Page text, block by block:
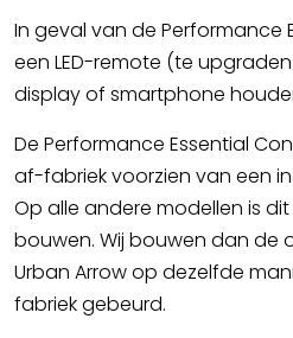
In geval van de Performance
een LED-remote (te
display of smartphone
De Performance Essential
af-fabriek voorzien van een
Op alle andere modellen is
bouwen. Wij bouwen dan de
Urban Arrow op dezelfde
fabriek gebeurd.